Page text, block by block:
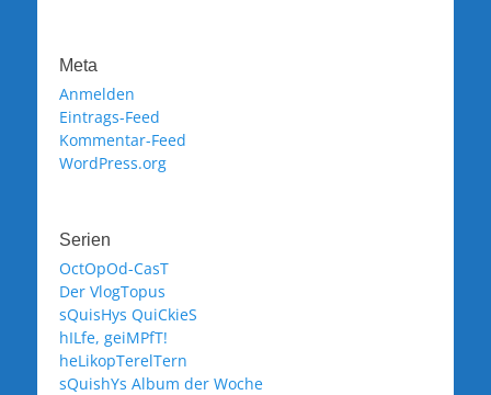
Meta
Anmelden
Eintrags-Feed
Kommentar-Feed
WordPress.org
Serien
OctOpOd-CasT
Der VlogTopus
sQuisHys QuiCkieS
hILfe, geiMPfT!
heLikopTerelTern
sQuishYs Album der Woche